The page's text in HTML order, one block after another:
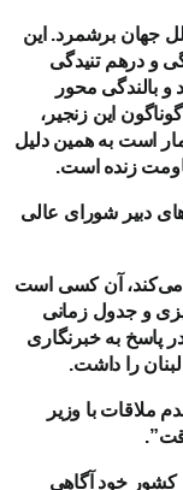
جهان برشمرد. این
و درهم تنیدگی
بالندگی محور
این زنجیر،
است به همین دلیل
زنده است.
دبیر شورای عالی
می‌کند، آن کسی است
و جدول زمانی
پاسخ به خبرنگاری
را داشت.
ملاقات با وزیر
کشور خود آگاهی